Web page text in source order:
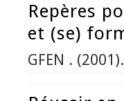
Repères
et (se)
GFEN .